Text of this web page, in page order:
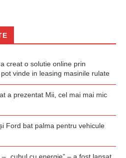
creat o solutie online prin
vinde in leasing masinile rulate
a prezentat Mii, cel mai mai mic
Ford bat palma pentru vehicule